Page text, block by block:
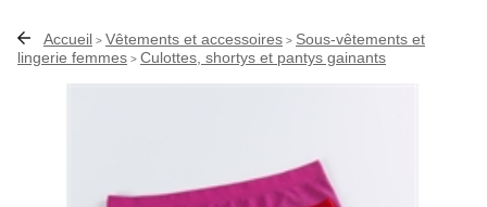
Accueil > Vêtements et accessoires > Sous-vêtements et
lingerie femmes > Culottes, shortys et pantys gainants